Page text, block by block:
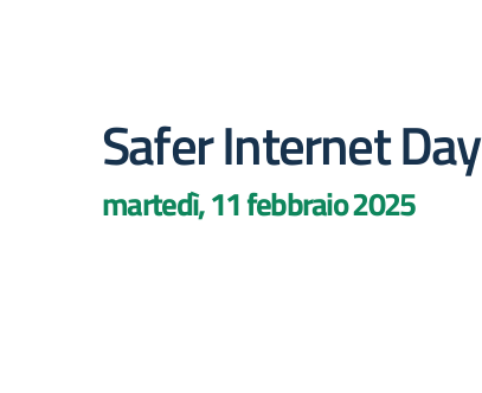
Safer Internet Day
martedì, 11 febbraio 2025